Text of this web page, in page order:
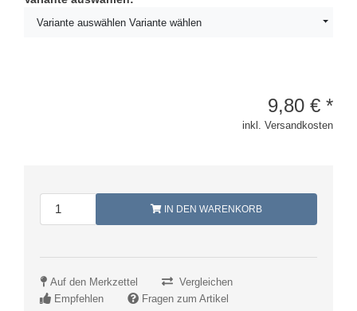
Variante auswählen Variante wählen
9,80 € *
inkl. Versandkosten
IN DEN WARENKORB
Auf den Merkzettel
Vergleichen
Empfehlen
Fragen zum Artikel